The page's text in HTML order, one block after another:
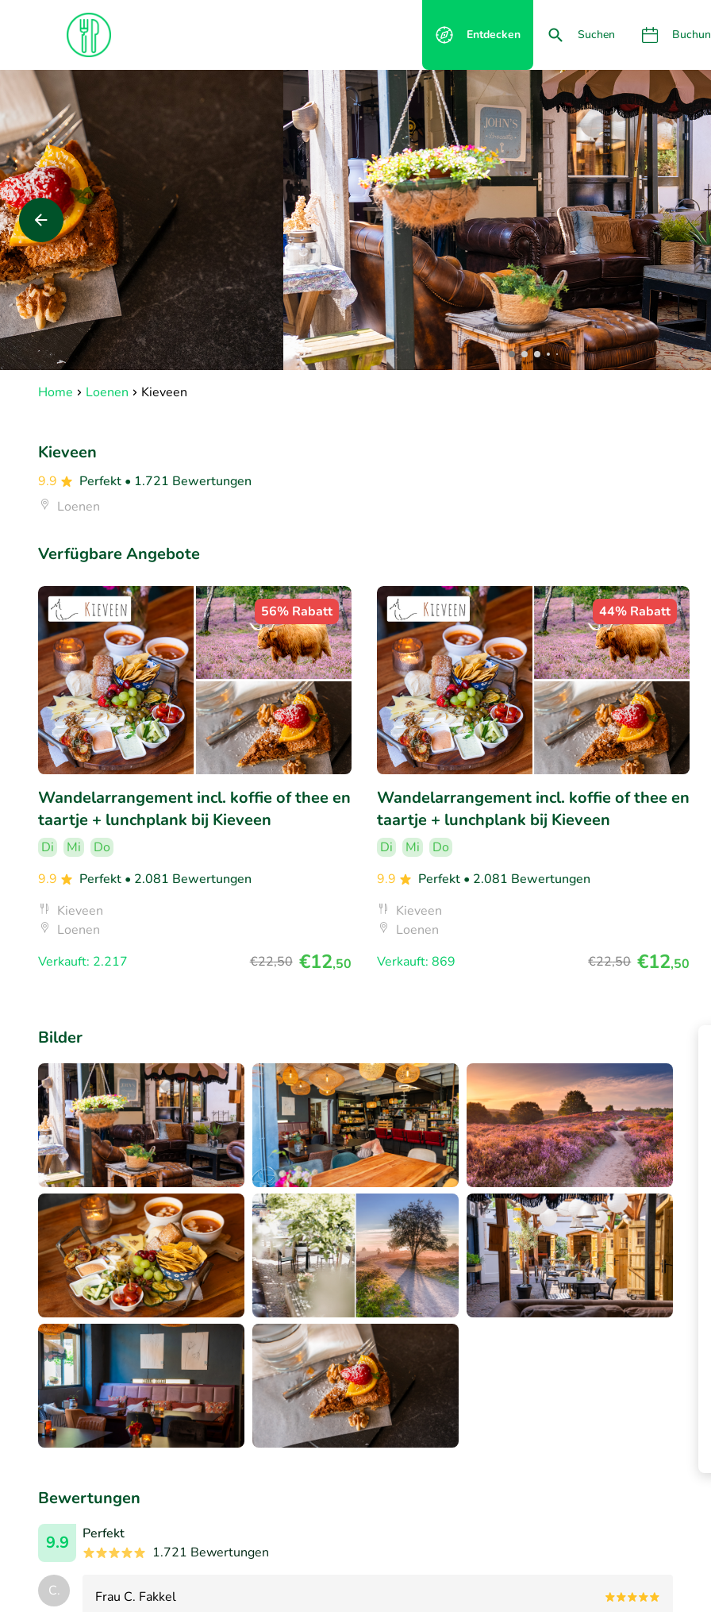
Entdecken Suchen
Home Loenen Kieveen
Kieveen
9.9 Perfekt • 1.721 Bewertungen
Loenen
Verfügbare Angebote
56% Rabatt
Wandelarrangement incl. koffie of thee en
taartje + lunchplank bij Kieveen
Di Mi
Do
9.9
Perfekt • 2.081 Bewertungen
Kieveen
Loenen
Verkauft: 2.217
€22,50 €12,50
44% Rabatt
Wandelarrangement incl. koffie of thee en
taartje + lunchplank bij Kieveen
Di Mi
Do
9.9
Perfekt • 2.081 Bewertungen
Kieveen
Loenen
Verkauft: 869
€22,50 €12,50
Bilder
Bewertungen
9.9
Perfekt
1.721 Bewertungen
C.
Frau C. Fakkel